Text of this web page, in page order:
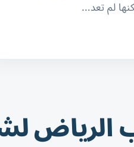
لم تعد…
الرياض